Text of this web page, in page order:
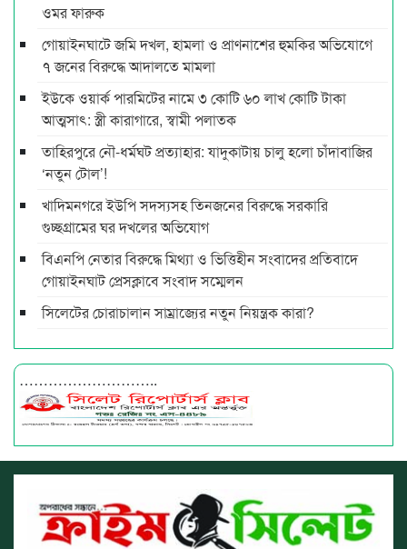
ওমর ফারুক
গোয়াইনঘাটে জমি দখল, হামলা ও প্রাণনাশের হুমকির অভিযোগে
৭ জনের বিরুদ্ধে আদালতে মামলা
ইউকে ওয়ার্ক পারমিটের নামে ৩ কোটি ৬০ লাখ কোটি টাকা
আত্মসাৎ: স্ত্রী কারাগারে, স্বামী পলাতক
তাহিরপুরে নৌ-ধর্মঘট প্রত্যাহার: যাদুকাটায় চালু হলো চাঁদাবাজির
‘নতুন টোল’!
খাদিমনগরে ইউপি সদস্যসহ তিনজনের বিরুদ্ধে সরকারি
গুচ্ছগ্রামের ঘর দখলের অভিযোগ
বিএনপি নেতার বিরুদ্ধে মিথ্যা ও ভিত্তিহীন সংবাদের প্রতিবাদে
গোয়াইনঘাট প্রেসক্লাবে সংবাদ সম্মেলন
সিলেটের চোরাচালান সাম্রাজ্যের নতুন নিয়ন্ত্রক কারা?
………………………..